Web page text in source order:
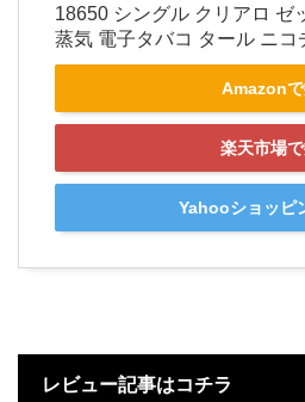
18650 シングル クリアロ ゼ
蒸気 電子タバコ タール ニコ
Amazon
楽天市場
Yahooショッピ
レビュー記事はコチラ